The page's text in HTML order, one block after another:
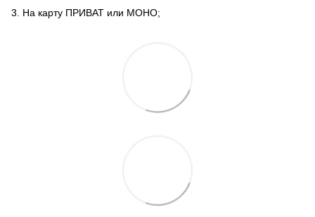
3. На карту ПРИВАТ или МОНО;